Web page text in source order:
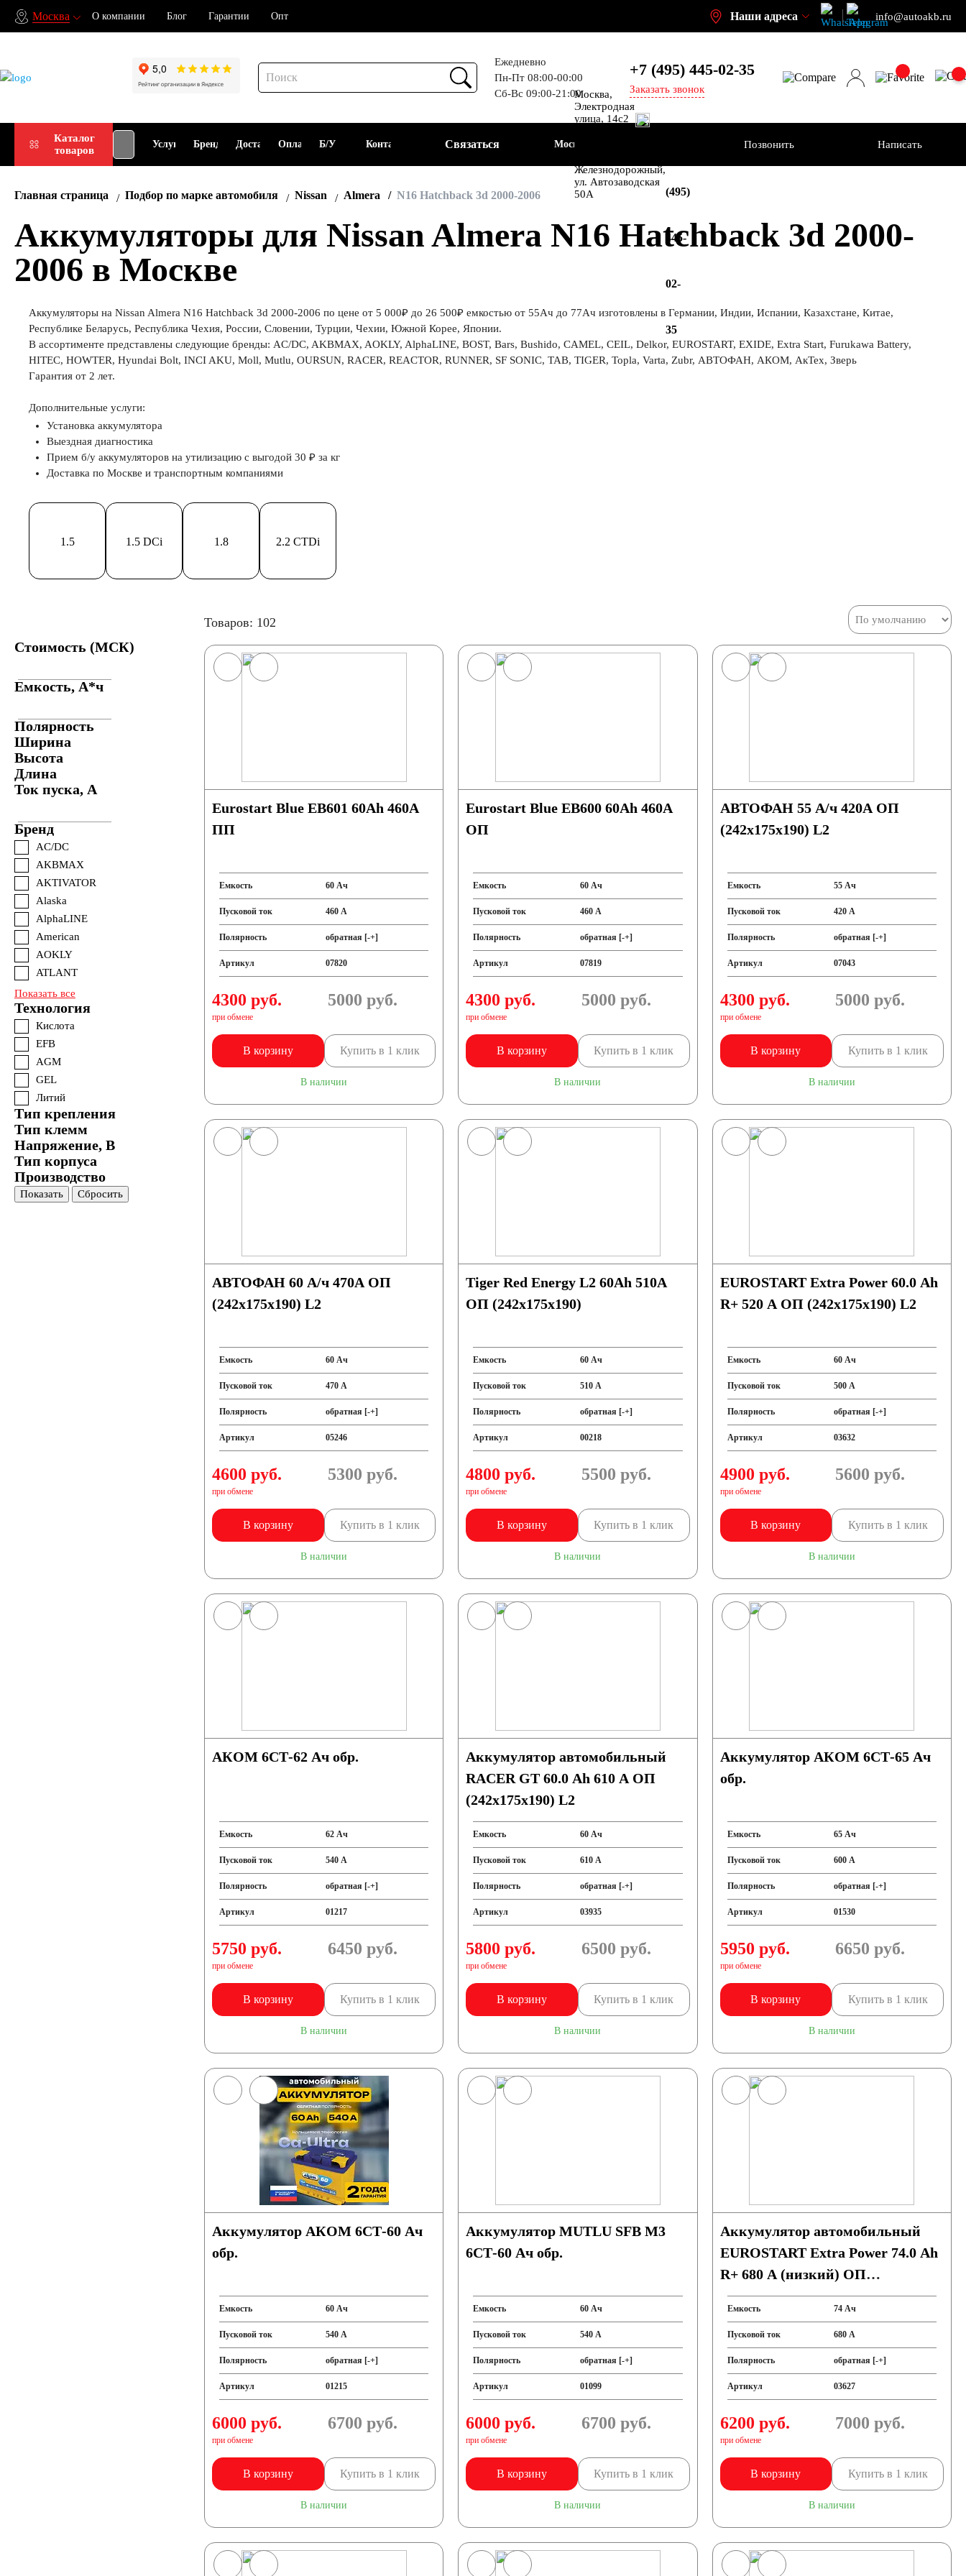
Москва О компании Блог Гарантии Опт Наши адреса info@autoakb.ru
Ежедневно
Пн-Пт 08:00-00:00
Сб-Вс 09:00-21:00
+7 (495) 445-02-35
Заказать звонок
Каталог
товаров
Подбор
АКБ
Услуги Бренды ДоставкаОплата Б/У Контакты Связаться Москва
Москва,
Электродная
улица, 14с2
Энтузиастов
Железнодорожный,
ул. Автозаводская
50А
(495)
445-
02-
35
Позвонить Написать
Главная страница Подбор по марке автомобиля Nissan Almera N16 Hatchback 3d 2000-2006
Аккумуляторы для Nissan Almera N16 Hatchback 3d 2000-
2006 в Москве
Аккумуляторы на Nissan Almera N16 Hatchback 3d 2000-2006 по цене от 5 000₽ до 26 500₽ емкостью от 55Ач до 77Ач изготовлены в Германии, Индии, Испании, Казахстане, Китае,
Республике Беларусь, Республика Чехия, России, Словении, Турции, Чехии, Южной Корее, Японии.
В ассортименте представлены следующие бренды: AC/DC, AKBMAX, AOKLY, AlphaLINE, BOST, Bars, Bushido, CAMEL, CEIL, Delkor, EUROSTART, EXIDE, Extra Start, Furukawa Battery,
HITEC, HOWTER, Hyundai Bolt, INCI AKU, Moll, Mutlu, OURSUN, RACER, REACTOR, RUNNER, SF SONIC, TAB, TIGER, Topla, Varta, Zubr, АВТОФАН, АКОМ, АкТех, Зверь
Гарантия от 2 лет.
Дополнительные услуги:
Установка аккумулятора
Выездная диагностика
Прием б/у аккумуляторов на утилизацию с выгодой 30 ₽ за кг
Доставка по Москве и транспортным компаниями
1.5 1.5 DCi 1.8 2.2 CTDi
Стоимость (МСК)
Емкость, А*ч
Полярность
Ширина
Высота
Длина
Ток пуска, А
Бренд
AC/DC
AKBMAX
AKTIVATOR
Alaska
AlphaLINE
American
AOKLY
ATLANT
Показать все
Технология
Кислота
EFB
AGM
GEL
Литий
Тип крепления
Тип клемм
Напряжение, В
Тип корпуса
Производство
Показать Сбросить
Товаров: 102
Eurostart Blue EB601 60Ah 460A
ПП
Емкость 60 Ач
Пусковой ток 460 А
Полярность обратная [-+]
Артикул 07820
4300 руб.
при обмене
5000 руб.
В корзину Купить в 1 клик
В наличии
Eurostart Blue EB600 60Ah 460A
ОП
Емкость 60 Ач
Пусковой ток 460 А
Полярность обратная [-+]
Артикул 07819
4300 руб.
при обмене
5000 руб.
В корзину Купить в 1 клик
В наличии
АВТОФАН 55 А/ч 420А ОП
(242x175x190) L2
Емкость 55 Ач
Пусковой ток 420 А
Полярность обратная [-+]
Артикул 07043
4300 руб.
при обмене
5000 руб.
В корзину Купить в 1 клик
В наличии
АВТОФАН 60 А/ч 470А ОП
(242x175x190) L2
Емкость 60 Ач
Пусковой ток 470 А
Полярность обратная [-+]
Артикул 05246
4600 руб.
при обмене
5300 руб.
В корзину Купить в 1 клик
В наличии
Tiger Red Energy L2 60Ah 510A
ОП (242x175x190)
Емкость 60 Ач
Пусковой ток 510 А
Полярность обратная [-+]
Артикул 00218
4800 руб.
при обмене
5500 руб.
В корзину Купить в 1 клик
В наличии
EUROSTART Extra Power 60.0 Ah
R+ 520 A ОП (242x175x190) L2
Емкость 60 Ач
Пусковой ток 500 А
Полярность обратная [-+]
Артикул 03632
4900 руб.
при обмене
5600 руб.
В корзину Купить в 1 клик
В наличии
АКОМ 6СТ-62 Ач обр.
Емкость 62 Ач
Пусковой ток 540 А
Полярность обратная [-+]
Артикул 01217
5750 руб.
при обмене
6450 руб.
В корзину Купить в 1 клик
В наличии
Аккумулятор автомобильный
RACER GT 60.0 Ah 610 A ОП
(242x175x190) L2
Емкость 60 Ач
Пусковой ток 610 А
Полярность обратная [-+]
Артикул 03935
5800 руб.
при обмене
6500 руб.
В корзину Купить в 1 клик
В наличии
Аккумулятор АКОМ 6СТ-65 Ач
обр.
Емкость 65 Ач
Пусковой ток 600 А
Полярность обратная [-+]
Артикул 01530
5950 руб.
при обмене
6650 руб.
В корзину Купить в 1 клик
В наличии
Аккумулятор АКОМ 6СТ-60 Ач
обр.
Емкость 60 Ач
Пусковой ток 540 А
Полярность обратная [-+]
Артикул 01215
6000 руб.
при обмене
6700 руб.
В корзину Купить в 1 клик
В наличии
Аккумулятор MUTLU SFB M3
6СТ-60 Ач обр.
Емкость 60 Ач
Пусковой ток 540 А
Полярность обратная [-+]
Артикул 01099
6000 руб.
при обмене
6700 руб.
В корзину Купить в 1 клик
В наличии
Аккумулятор автомобильный
EUROSTART Extra Power 74.0 Ah
R+ 680 A (низкий) ОП
(278x175x175) LB3
Емкость 74 Ач
Пусковой ток 680 А
Полярность обратная [-+]
Артикул 03627
6200 руб.
при обмене
7000 руб.
В корзину Купить в 1 клик
В наличии